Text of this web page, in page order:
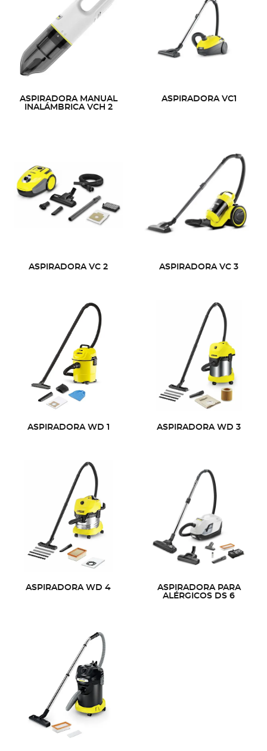
ASPIRADORA MANUAL
INALÁMBRICA VCH 2
ASPIRADORA VC1
ASPIRADORA VC 2 ASPIRADORA VC 3
ASPIRADORA WD 1 ASPIRADORA WD 3
ASPIRADORA WD 4
ASPIRADORA PARA
ALÉRGICOS DS 6